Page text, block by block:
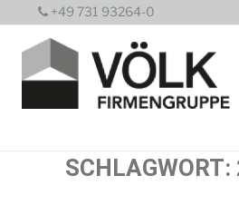
Inhalt
springen
+49 731 93264-0
SCHLAGWORT: